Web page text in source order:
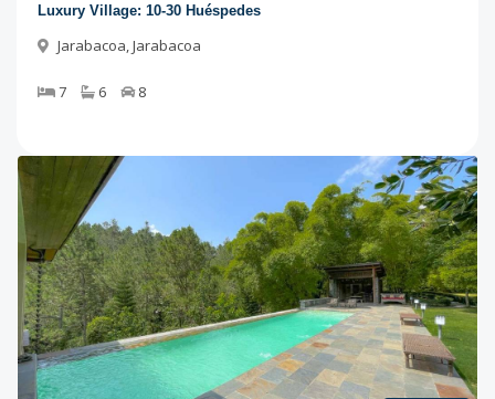
Luxury Village: 10-30 Huéspedes
Jarabacoa,Jarabacoa
7 6 8